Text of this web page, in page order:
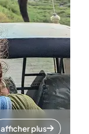
afficher plus